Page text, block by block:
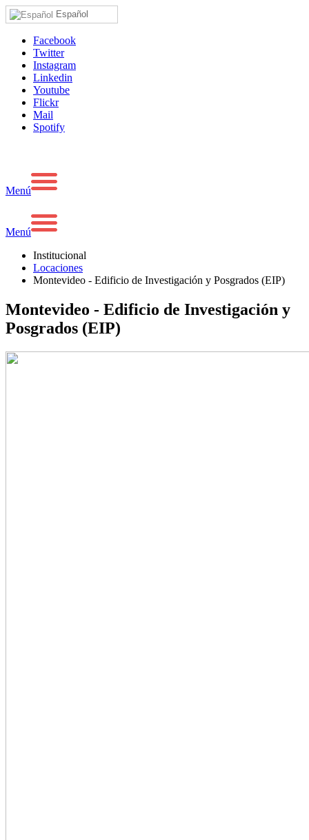
Español
Facebook
Twitter
Instagram
Linkedin
Youtube
Flickr
Mail
Spotify
Menú
Menú
Institucional
Locaciones
Montevideo - Edificio de Investigación y Posgrados (EIP)
Montevideo - Edificio de Investigación y
Posgrados (EIP)